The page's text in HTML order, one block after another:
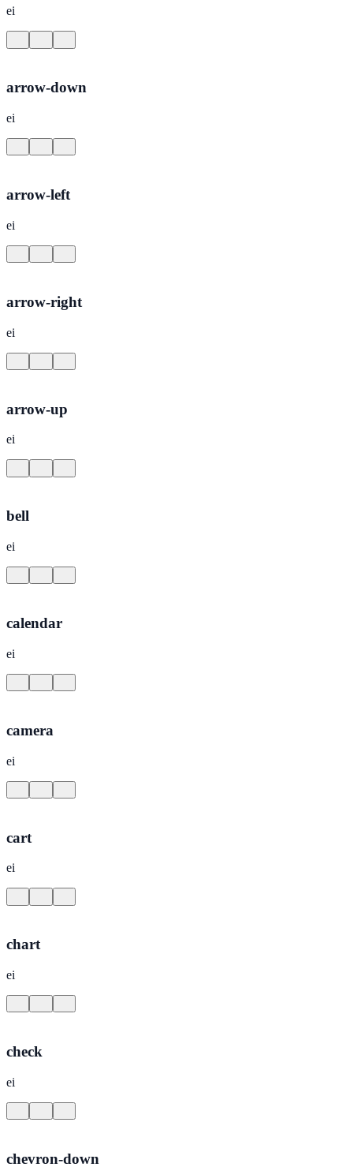
ei
arrow-down
ei
arrow-left
ei
arrow-right
ei
arrow-up
ei
bell
ei
calendar
ei
camera
ei
cart
ei
chart
ei
check
ei
chevron-down